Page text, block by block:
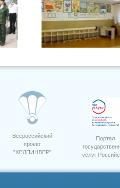
Семинар приемка посев 14
Всероссийский
проект
"ХЕЛПИНВЕР"
Портал
услуг